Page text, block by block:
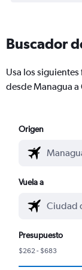
Buscador
Usa los
desde Managua
Origen
Vuela a
Presupuesto
$262 - $683